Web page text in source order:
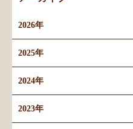
2026年
2025年
2024年
2023年